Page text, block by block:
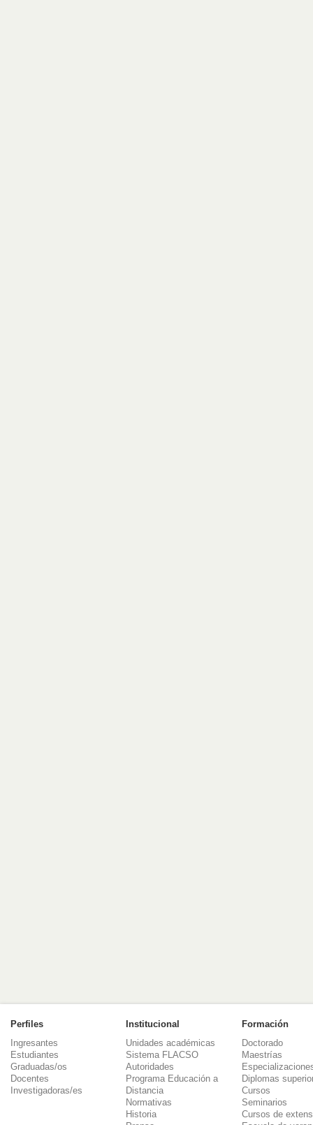
Perfiles
Ingresantes
Estudiantes
Graduadas/os
Docentes
Investigadoras/es
Institucional
Unidades académicas
Sistema FLACSO
Autoridades
Programa Educación a
Distancia
Normativas
Historia
Formación
Doctorado
Maestrías
Diplomas
Cursos
Seminarios
Cursos de